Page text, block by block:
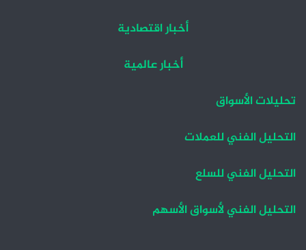
أخبار اقتصادية
أخبار عالمية
تحليلات الأسواق
التحليل الفني للعملات
التحليل الفني للسلع
التحليل الفني لأسواق الأسهم